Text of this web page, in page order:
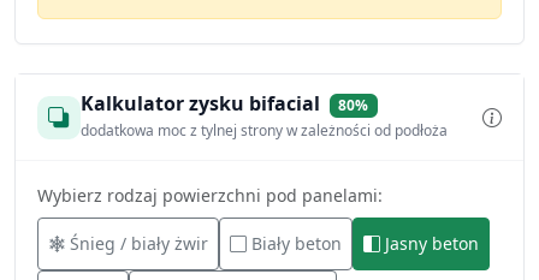
Kalkulator zysku bifacial
80%
dodatkowa moc z tylnej strony w zależności od podłoża
Wybierz rodzaj powierzchni pod panelami:
Śnieg / biały żwir Biały beton Jasny beton